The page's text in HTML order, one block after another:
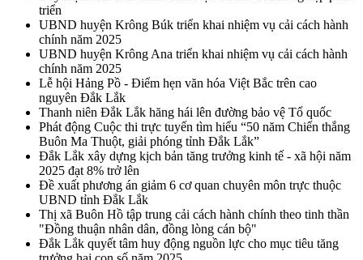
triển
UBND huyện Krông Búk triển khai nhiệm vụ cải cách hành
chính năm 2025
UBND huyện Krông Ana triển khai nhiệm vụ cải cách hành
chính năm 2025
Lễ hội Hảng Pồ - Điểm hẹn văn hóa Việt Bắc trên cao
nguyên Đắk Lắk
Thanh niên Đắk Lắk hăng hái lên đường bảo vệ Tổ quốc
Phát động Cuộc thi trực tuyến tìm hiểu “50 năm Chiến thắng
Buôn Ma Thuột, giải phóng tỉnh Đắk Lắk”
Đắk Lắk xây dựng kịch bản tăng trưởng kinh tế - xã hội năm
2025 đạt 8% trở lên
Đề xuất phương án giảm 6 cơ quan chuyên môn trực thuộc
UBND tỉnh Đắk Lắk
Thị xã Buôn Hồ tập trung cải cách hành chính theo tinh thần
"Đồng thuận nhân dân, đồng lòng cán bộ"
Đắk Lắk quyết tâm huy động nguồn lực cho mục tiêu tăng